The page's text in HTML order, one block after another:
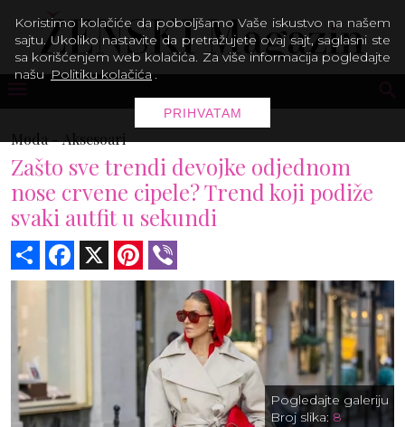
Moda -Aksesoari
Zašto sve trendi devojke odjednom
nose crvene cipele? Trend koji podiže
svaki autfit u sekundi
Share Facebook Pinterest
Pogledajte galeriju
Broj slika: 8
Koristimo kolačiće da poboljšamo Vaše iskustvo na našem
sajtu. Ukoliko nastavite da pretražujete ovaj sajt, saglasni ste
sa korišćenjem web kolačića. Za više informacija pogledajte
našu Politiku kolačića .
PRIHVATAM